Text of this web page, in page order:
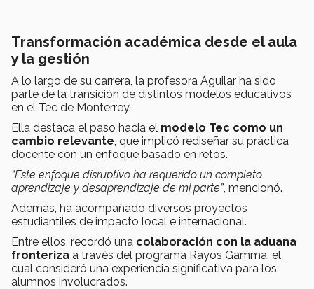
Transformación académica desde el aula
y la gestión
A lo largo de su carrera, la profesora Aguilar ha sido
parte de la transición de distintos modelos educativos
en el Tec de Monterrey.
Ella destaca el paso hacia el modelo Tec como un
cambio relevante , que implicó rediseñar su práctica
docente con un enfoque basado en retos.
“Este enfoque disruptivo ha requerido un completo
aprendizaje y desaprendizaje de mi parte”, mencionó.
Además, ha acompañado diversos proyectos
estudiantiles de impacto local e internacional.
Entre ellos, recordó una colaboración con la aduana
fronteriza a través del programa Rayos Gamma, el
cual consideró una experiencia significativa para los
alumnos involucrados.